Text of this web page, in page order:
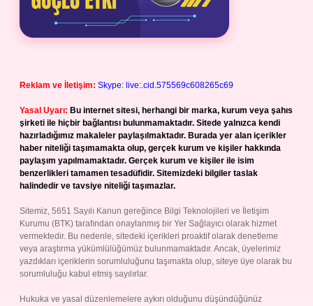
Reklam ve İletişim: Skype: live:.cid.575569c608265c69
Yasal Uyarı: Bu internet sitesi, herhangi bir marka, kurum veya şahıs
şirketi ile hiçbir bağlantısı bulunmamaktadır. Sitede yalnızca kendi
hazırladığımız makaleler paylaşılmaktadır. Burada yer alan içerikler
haber niteliği taşımamakta olup, gerçek kurum ve kişiler hakkında
paylaşım yapılmamaktadır. Gerçek kurum ve kişiler ile isim
benzerlikleri tamamen tesadüfidir. Sitemizdeki bilgiler taslak
halindedir ve tavsiye niteliği taşımazlar.
Sitemiz, 5651 Sayılı Kanun gereğince Bilgi Teknolojileri ve İletişim
Kurumu (BTK) tarafından onaylanmış bir Yer Sağlayıcı olarak hizmet
vermektedir. Bu nedenle, sitedeki içerikleri proaktif olarak denetleme
veya araştırma yükümlülüğümüz bulunmamaktadır. Ancak, üyelerimiz
yazdıkları içeriklerin sorumluluğunu taşımakta olup, siteye üye olarak bu
sorumluluğu kabul etmiş sayılırlar.
Hukuka ve yasal düzenlemelere aykırı olduğunu düşündüğünüz